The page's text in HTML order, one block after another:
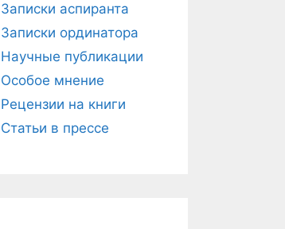
Записки аспиранта
Записки ординатора
Научные публикации
Особое мнение
Рецензии на книги
Статьи в прессе